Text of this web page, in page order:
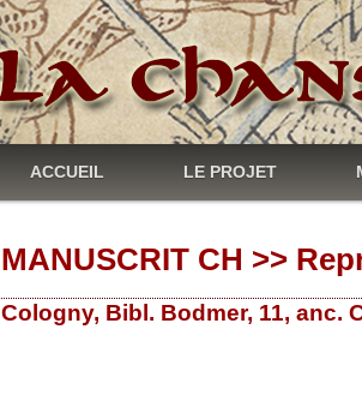
ACCUEIL LE PROJET
MANUSCRIT CH >>
Cologny, Bibl. Bodmer, 11, anc.